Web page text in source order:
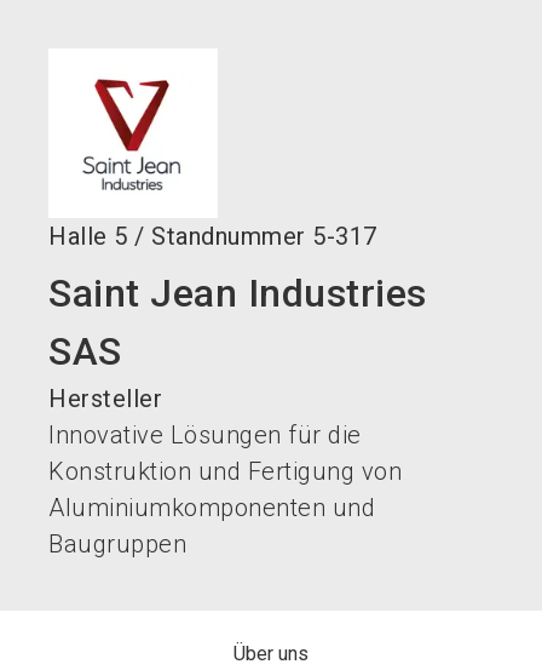
Halle 5 / Standnummer 5-317
Saint Jean Industries
SAS
Hersteller
Innovative Lösungen für die
Konstruktion und Fertigung von
Aluminiumkomponenten und
Baugruppen
Über uns